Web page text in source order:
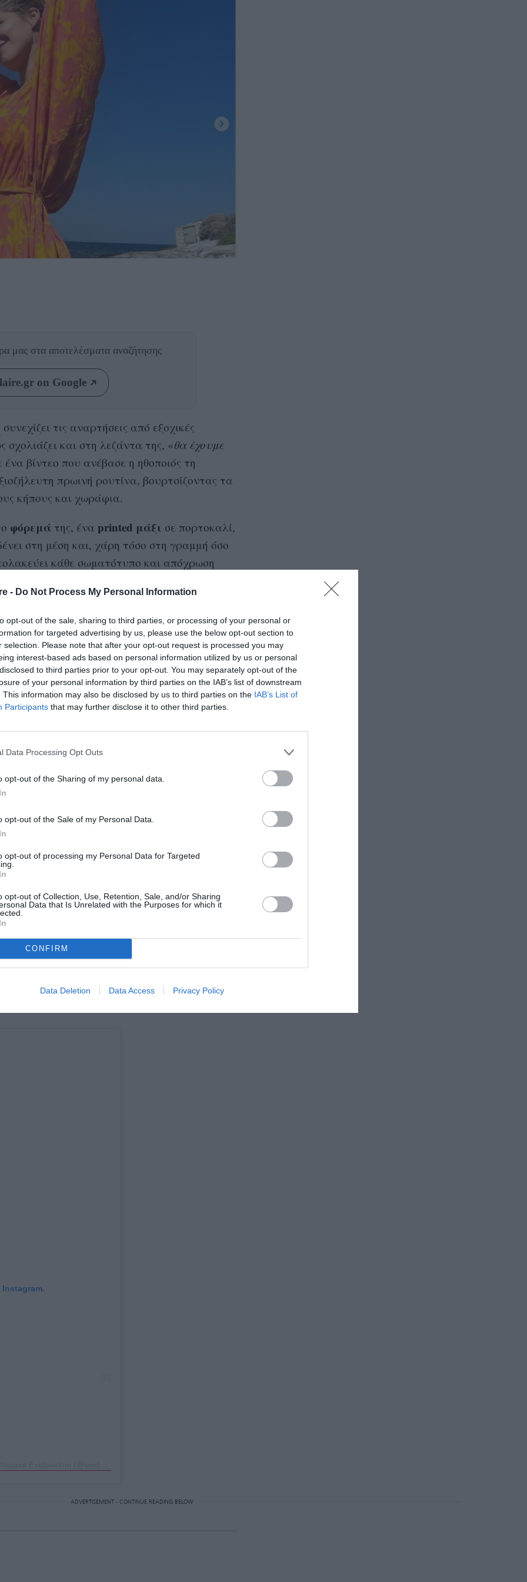
- Do Not Process My Personal Information
opt-out of the sale, sharing to third parties, or processing of your personal or
for targeted advertising by us, please use the below opt-out section to
selection. Please note that after your opt-out request is processed you may
interest-based ads based on personal information utilized by us or personal
to third parties prior to your opt-out. You may separately opt-out of the
of your personal information by third parties on the IAB’s list of downstream
This information may also be disclosed by us to third parties on the IAB’s List of
Participants that may further disclose it to other third parties.
Data Processing Opt Outs
opt-out of the Sharing of my personal data.
opt-out of the Sale of my Personal Data.
opt-out of processing my Personal Data for Targeted
opt-out of Collection, Use, Retention, Sale, and/or Sharing
Data that Is Unrelated with the Purposes for which it
CONFIRM
Data Deletion Data Access Privacy Policy
μας στα αποτελέσματα αναζήτησης
on Google
συνεχίζει τις αναρτήσεις από εξοχικές
σχολιάζει και στη λεζάντα της, «θα έχουμε
ένα βίντεο που ανέβασε η ηθοποιός τη
πρωινή ρουτίνα, βουρτσίζοντας τα
κήπους και χωράφια.
φόρεμάτης, ένα printed μάξι σε πορτοκαλί,
στη μέση και, χάρη τόσο στη γραμμή όσο
κάθε σωματότυπο και απόχρωση
χαρά και φως, παρατείνοντας λίγο
μας. Η ίδια το συνδύασε, ανεπιτήδευτα, με
μόλις αφήσαμε πίσω μας, ένα ζευγάρι
Εξηνταβελώνη:
Instagram.
ADVERTISEMENT - CONTINUE READING BELOW